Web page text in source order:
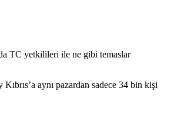
TC yetkilileri ile ne gibi temaslar
aynı pazardan sadece 34 bin kişi